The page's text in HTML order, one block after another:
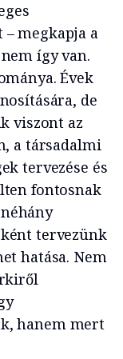
megkapja a
így van.
Évek
de
viszont az
a társadalmi
tervezése és
fontosnak
tervezünk
hatása. Nem
hanem mert